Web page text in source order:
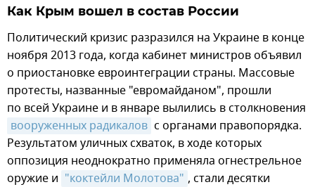
Как Крым вошел в состав России
Политический кризис разразился на Украине в конце
ноября 2013 года, когда кабинет министров объявил
о приостановке евроинтеграции страны. Массовые
протесты, названные "евромайданом", прошли
по всей Украине и в январе вылились в столкновения
вооруженных радикалов с органами правопорядка.
Результатом уличных схваток, в ходе которых
оппозиция неоднократно применяла огнестрельное
оружие и "коктейли Молотова" , стали десятки